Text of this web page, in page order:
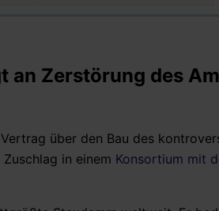
an Zerstörung des
über den Bau des
in einem Konsortium mit